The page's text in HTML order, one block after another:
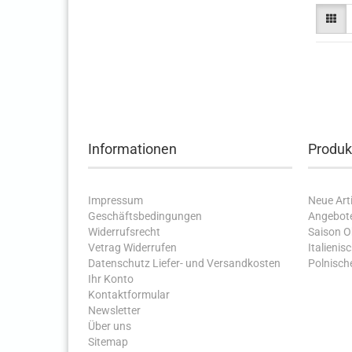
Informationen
Impressum
Geschäftsbedingungen
Widerrufsrecht
Vetrag Widerrufen
Datenschutz Liefer- und Versandkosten
Ihr Konto
Kontaktformular
Newsletter
Über uns
Sitemap
Neue
Saison